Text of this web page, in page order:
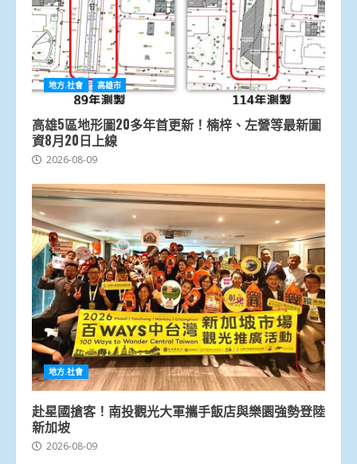
地方.社會 高雄市
高雄5區地形圖20多年首更新！楠梓、左營等最新圖
資8月20日上線
2026-08-09
地方.社會
赴星國搶客！南投觀光大軍攜手飯店與樂園強勢登陸
新加坡
2026-08-09